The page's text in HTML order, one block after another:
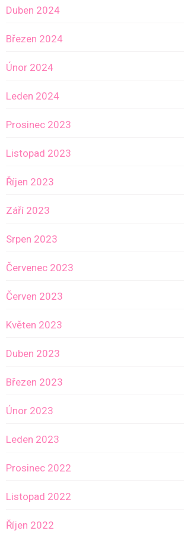
Duben 2024
Březen 2024
Únor 2024
Leden 2024
Prosinec 2023
Listopad 2023
Říjen 2023
Září 2023
Srpen 2023
Červenec 2023
Červen 2023
Květen 2023
Duben 2023
Březen 2023
Únor 2023
Leden 2023
Prosinec 2022
Listopad 2022
Říjen 2022